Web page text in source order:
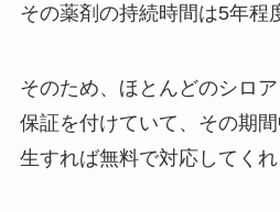
その薬剤の持続時間は5年程
そのため、ほとんどのシロ
保証を付けていて、その期
生すれば無料で対応してくれ